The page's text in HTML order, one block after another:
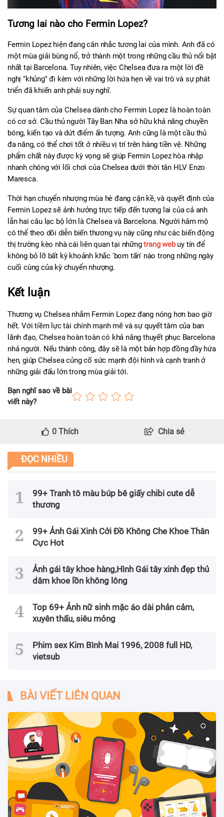
Tương lai nào cho Fermin Lopez?
Fermin Lopez hiện đang cân nhắc tương lai của mình. Anh đã có
một mùa giải bùng nổ, trở thành một trong những cầu thủ nổi bật
nhất tại Barcelona. Tuy nhiên, việc Chelsea đưa ra một lời đề
nghị "khủng" đi kèm với những lời hứa hẹn về vai trò và sự phát
triển đã khiến anh phải suy nghĩ.
Sự quan tâm của Chelsea dành cho Fermin Lopez là hoàn toàn
có cơ sở. Cầu thủ người Tây Ban Nha sở hữu khả năng chuyền
bóng, kiến tạo và dứt điểm ấn tượng. Anh cũng là một cầu thủ
đa năng, có thể chơi tốt ở nhiều vị trí trên hàng tiền vệ. Những
phẩm chất này được kỳ vọng sẽ giúp Fermin Lopez hòa nhập
nhanh chóng với lối chơi của Chelsea dưới thời tân HLV Enzo
Maresca.
Thời hạn chuyển nhượng mùa hè đang cận kề, và quyết định của
Fermin Lopez sẽ ảnh hưởng trực tiếp đến tương lai của cả anh
lẫn hai câu lạc bộ lớn là Chelsea và Barcelona. Người hâm mộ
có thể theo dõi diễn biến thương vụ này cũng như các biến động
thị trường kèo nhà cái liên quan tại những trang web uy tín để
không bỏ lỡ bất kỳ khoảnh khắc 'bom tấn' nào trong những ngày
cuối cùng của kỳ chuyển nhượng.
Kết luận
Thương vụ Chelsea nhắm Fermin Lopez đang nóng hơn bao giờ
hết. Với tiềm lực tài chính mạnh mẽ và sự quyết tâm của ban
lãnh đạo, Chelsea hoàn toàn có khả năng thuyết phục Barcelona
nhả người. Nếu thành công, đây sẽ là một bản hợp đồng đầy hứa
hẹn, giúp Chelsea củng cố sức mạnh đội hình và cạnh tranh ở
những giải đấu lớn trong mùa giải tới.
Bạn nghĩ sao về bài
viết này?
0 Thích Chia sẻ
ĐỌC NHIỀU
99+ Tranh tô màu búp bê giấy chibi cute dễ
thương
99+ Ảnh Gái Xinh Cởi Đồ Không Che Khoe Thân
Cực Hot
Ảnh gái tây khoe hàng,Hình Gái tây xinh đẹp thủ
dâm khoe lồn không lông
Top 69+ Ảnh nữ sinh mặc áo dài phản cảm,
xuyên thấu, siêu mỏng
Phim sex Kim Bình Mai 1996, 2008 full HD,
vietsub
BÀI VIẾT LIÊN QUAN